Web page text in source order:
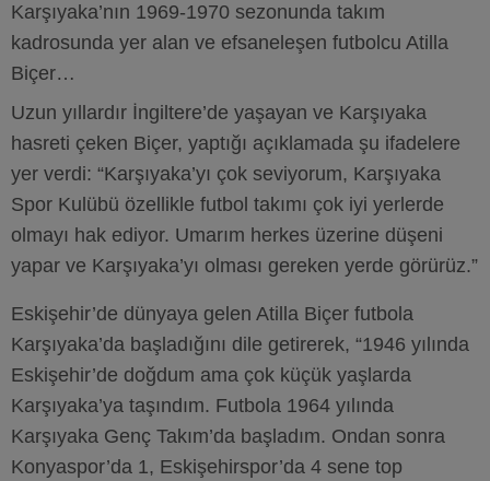
Karşıyaka’nın 1969-1970 sezonunda takım
kadrosunda yer alan ve efsaneleşen futbolcu Atilla
Biçer…
Uzun yıllardır İngiltere’de yaşayan ve Karşıyaka
hasreti çeken Biçer, yaptığı açıklamada şu ifadelere
yer verdi: “Karşıyaka’yı çok seviyorum, Karşıyaka
Spor Kulübü özellikle futbol takımı çok iyi yerlerde
olmayı hak ediyor. Umarım herkes üzerine düşeni
yapar ve Karşıyaka’yı olması gereken yerde görürüz.”
Eskişehir’de dünyaya gelen Atilla Biçer futbola
Karşıyaka’da başladığını dile getirerek, “1946 yılında
Eskişehir’de doğdum ama çok küçük yaşlarda
Karşıyaka’ya taşındım. Futbola 1964 yılında
Karşıyaka Genç Takım’da başladım. Ondan sonra
Konyaspor’da 1, Eskişehirspor’da 4 sene top